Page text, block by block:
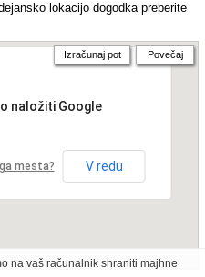
lokacijo dogodka preberite
naložiti Google
mesta? V redu
Izračunaj pot Povečaj
na vaš računalnik shraniti majhne